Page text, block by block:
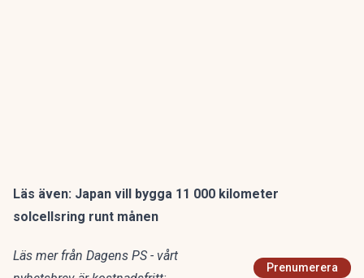
Läs även: Japan vill bygga 11 000 kilometer
solcellsring runt månen
Läs mer från Dagens PS - vårt
Prenumerera